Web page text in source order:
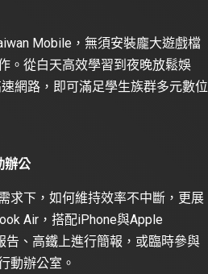
Mobile，無須安裝龐大遊戲檔
。從白天高效學習到夜晚放鬆娛
網路，即可滿足學生族群多元數位
辦公
求下，如何維持效率不中斷，更展
Air，搭配iPhone與Apple
、高鐵上進行簡報，或臨時參與
動辦公室。